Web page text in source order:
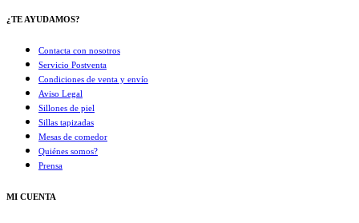
¿TE AYUDAMOS?
Contacta con nosotros
Servicio Postventa
Condiciones de venta y envío
Aviso Legal
Sillones de piel
Sillas tapizadas
Mesas de comedor
Quiénes somos?
Prensa
MI CUENTA